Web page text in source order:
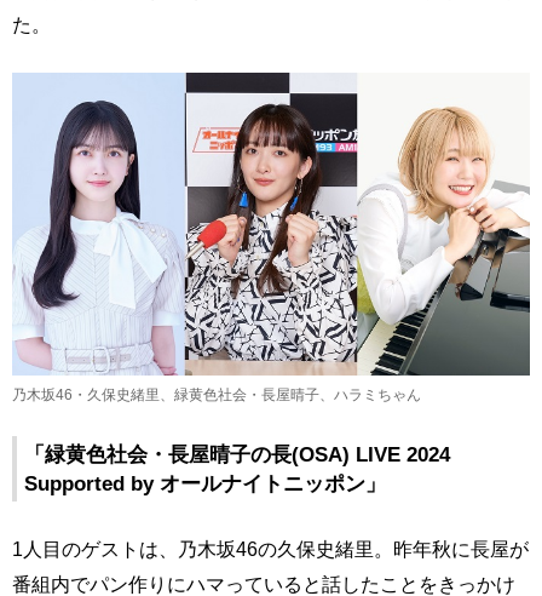
た。
乃木坂46・久保史緒里、緑黄色社会・長屋晴子、ハラミちゃん
「緑黄色社会・長屋晴子の長(OSA) LIVE 2024
Supported by オールナイトニッポン」
1人目のゲストは、乃木坂46の久保史緒里。昨年秋に長屋が
番組内でパン作りにハマっていると話したことをきっかけ